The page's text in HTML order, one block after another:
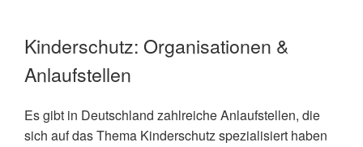
Kinderschutz: Organisationen &
Anlaufstellen
Es gibt in Deutschland zahlreiche Anlaufstellen, die
sich auf das Thema Kinderschutz spezialisiert haben